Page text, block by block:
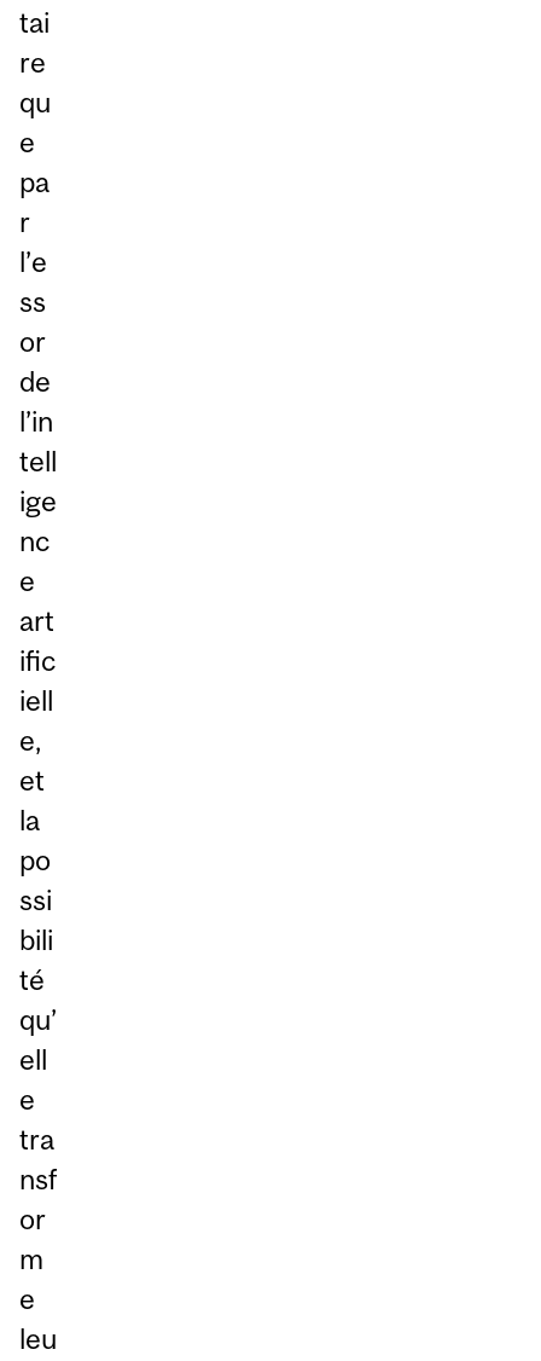
tai
re
qu
e
pa
r
l’e
ss
or
de
l’in
tell
ige
nc
e
art
ific
iell
e,
et
la
po
ssi
bili
té
qu’
ell
e
tra
nsf
or
m
e
leu